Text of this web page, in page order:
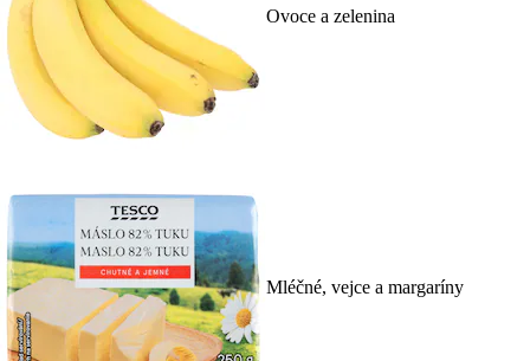
Ovoce a zelenina
Mléčné, vejce a margaríny